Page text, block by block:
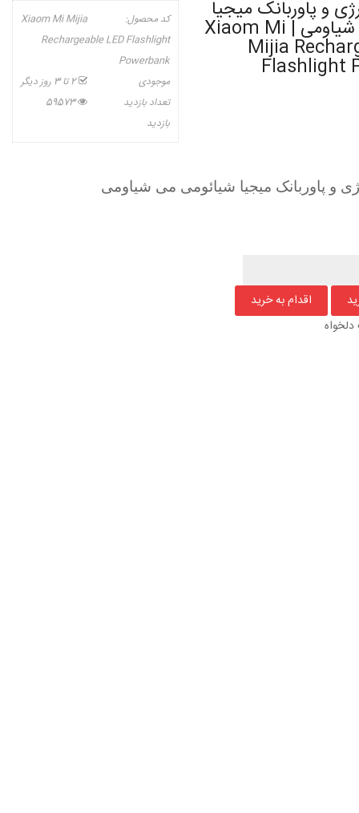
و پاوربانک میجیا
شیائومی می شیاومی | Xiaom Mi
Mijia
Flashlight
کد محصول:
Xiaom Mi Mijia
Rechargeable LED Flashlight
Powerbank
موجودی
2 تا 3 روز دیگر
تعداد بازدید
59573
بازدید
و پاوربانک میجیا شیائومی می شیاومی